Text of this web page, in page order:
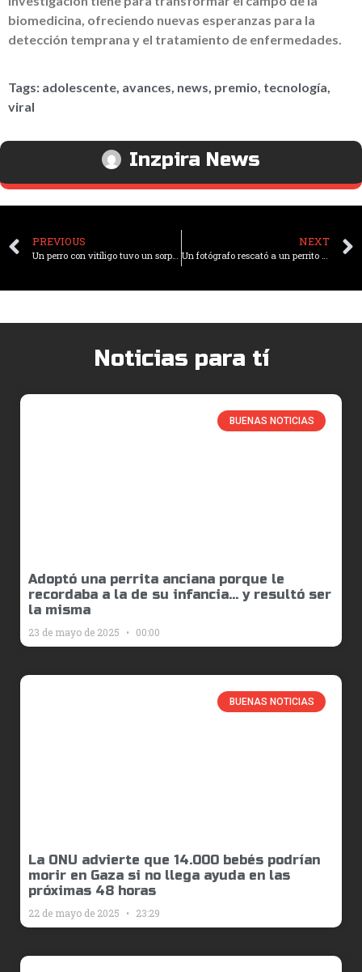
biomedicina, ofreciendo nuevas esperanzas para la
detección temprana y el tratamiento de enfermedades.
Tags: adolescente avances news premio tecnología
viral
Inzpira News
PREVIOUS NEXT
Noticias para tí
BUENAS NOTICIAS
Adoptó una perrita anciana porque le
recordaba a la de su infancia… y resultó ser
la misma
23 de mayo de 2025 00:00
BUENAS NOTICIAS
La ONU advierte que 14.000 bebés podrían
morir en Gaza si no llega ayuda en las
próximas 48 horas
22 de mayo de 2025 23:29